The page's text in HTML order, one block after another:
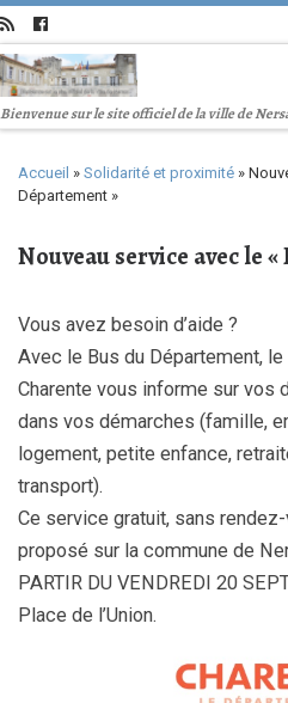
Bienvenue sur le site officiel de la ville de
Accueil » Solidarité et proximité »
Département »
Nouveau service avec le
Vous avez besoin d’aide ?
Avec le Bus du Département,
Charente vous informe sur vos
dans vos démarches (famille,
logement, petite enfance,
transport).
Ce service gratuit, sans
proposé sur la commune de
PARTIR DU VENDREDI 20
Place de l’Union.